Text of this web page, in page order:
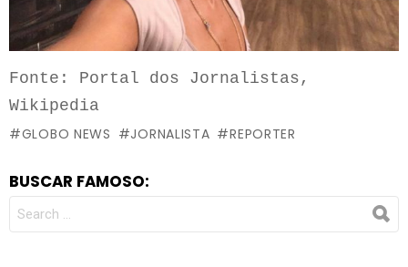
Fonte: Portal dos Jornalistas,
Wikipedia
GLOBO NEWS
JORNALISTA REPORTER
BUSCAR FAMOSO:
FOR: